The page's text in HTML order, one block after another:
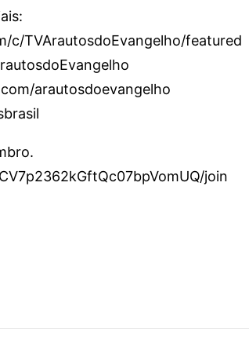
c/TVArautosdoEvangelho/featured
arautosdoevangelho
join